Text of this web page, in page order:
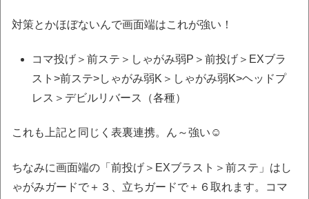
対策とかほぼないんで画面端はこれが強い！
コマ投げ＞前ステ＞しゃがみ弱P＞前投げ＞EXブラ
スト>前ステ>しゃがみ弱K＞しゃがみ弱K>ヘッドプ
レス＞デビルリバース（各種）
これも上記と同じく表裏連携。ん～強い☺
ちなみに画面端の「前投げ＞EXブラスト＞前ステ」はし
ゃがみガードで＋３、立ちガードで＋６取れます。コマ